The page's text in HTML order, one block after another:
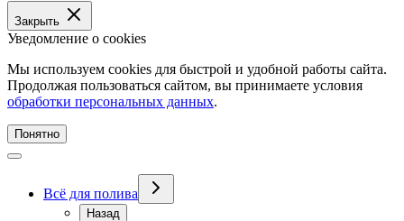
Закрыть
Уведомление о cookies
Мы используем cookies для быстрой и удобной работы сайта.
Продолжая пользоваться сайтом, вы принимаете условия
обработки персональных данных.
Понятно
Всё для полива
Назад